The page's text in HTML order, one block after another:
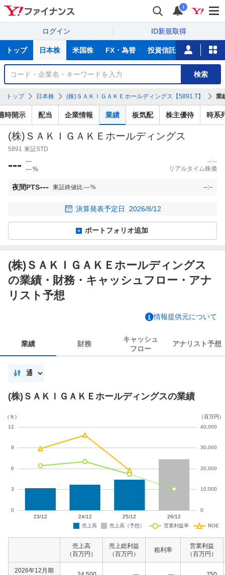
i
ログイン ID新規取得
サ
トップ 日本株 米国株 FX・為替 投資信託 ニュース
銘
検
索
検索
トップ 日本株 (株)ＳＡＫＩＧＡＫＥホールディングス【5891.T】 業
時開示 配当 企業情報 業績 板気配 株主優待 時系
(株)ＳＡＫＩＧＡＫＥホールディングス
5891 東証STD
--- ---
---%
--:--
リアルタイム株価
夜間PTS--- 東証終値比---% --:--
決算発表予定日 2026/8/12
ポートフォリオ追加
(株)ＳＡＫＩＧＡＫＥホールディングス
の業績・財務・キャッシュフロー・アナ
リスト予想
情報提供元について
業績 財務
キャッシュ
フロー
アナリスト予想
(株)ＳＡＫＩＧＡＫＥホールディングスの業績
売上高
（百万円）
売上総利益
（百万円）
粗利率
営業利益
（百万円）
2026年12月期